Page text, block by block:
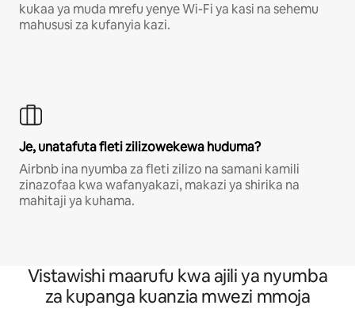
kukaa ya muda mrefu yenye Wi-Fi ya kasi na sehemu
mahususi za kufanyia kazi.
Je, unatafuta fleti zilizowekewa huduma?
Airbnb ina nyumba za fleti zilizo na samani kamili
zinazofaa kwa wafanyakazi, makazi ya shirika na
mahitaji ya kuhama.
Vistawishi maarufu kwa ajili ya nyumba
za kupanga kuanzia mwezi mmoja